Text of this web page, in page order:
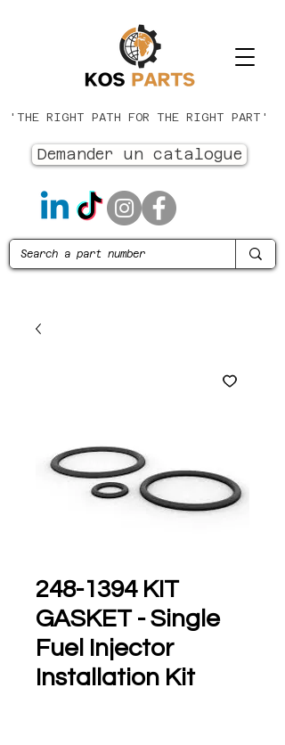
'THE RIGHT PATH FOR THE RIGHT PART'
Demander un catalogue
248-1394 KIT
GASKET - Single
Fuel Injector
Installation Kit